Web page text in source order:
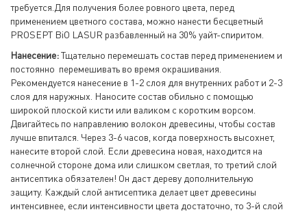
требуется.Для получения более ровного цвета, перед
применением цветного состава, можно нанести бесцветный
PROSEPT BiO LASUR разбавленный на 30% уайт-спиритом.
Нанесение:Тщательно перемешать состав перед применением и
постоянно перемешивать во время окрашивания.
Рекомендуется нанесение в 1-2 слоя для внутренних работ и 2-3
слоя для наружных. Наносите состав обильно с помощью
широкой плоской кисти или валиком с коротким ворсом.
Двигайтесь по направлению волокон древесины, чтобы состав
лучше впитался. Через 3-6 часов, когда поверхность высохнет,
нанесите второй слой. Если древесина новая, находится на
солнечной стороне дома или слишком светлая, то третий слой
антисептика обязателен! Он даст дереву дополнительную
защиту. Каждый слой антисептика делает цвет древесины
интенсивнее, если интенсивности цвета достаточно, то 3-й слой